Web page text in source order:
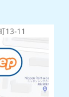
13-11